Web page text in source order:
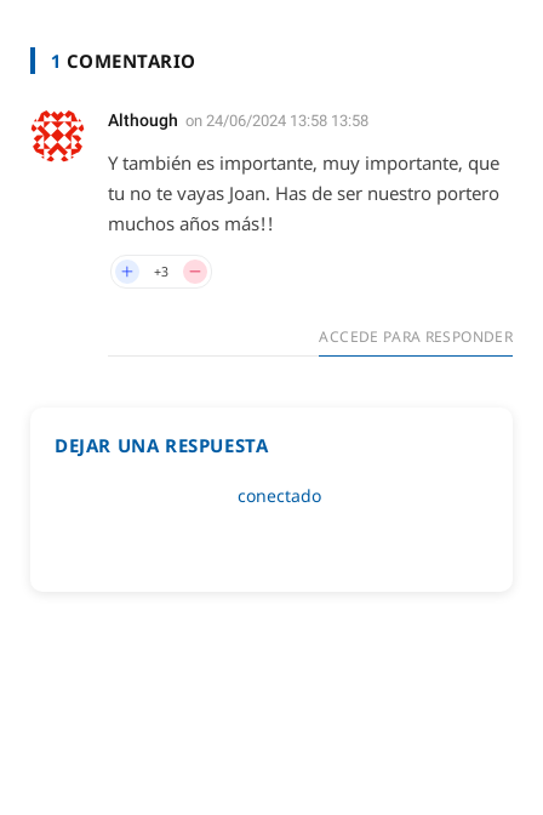
1 COMENTARIO
Although on 24/06/2024 13:58 13:58
Y también es importante, muy importante, que
tu no te vayas Joan. Has de ser nuestro portero
muchos años más!!
+3
ACCEDE PARA RESPONDER
DEJAR UNA RESPUESTA
conectado